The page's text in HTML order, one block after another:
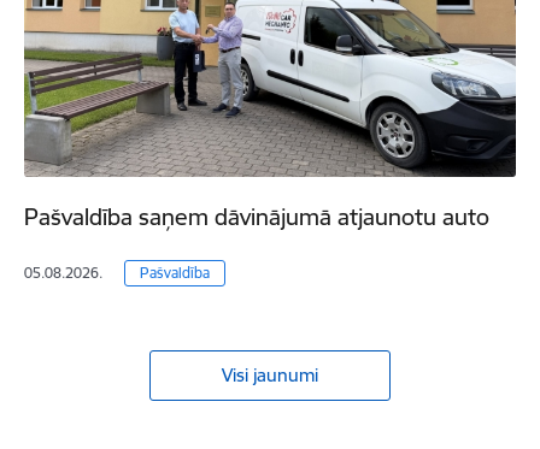
Pašvaldība saņem dāvinājumā atjaunotu auto
05.08.2026. Pašvaldība
Visi jaunumi